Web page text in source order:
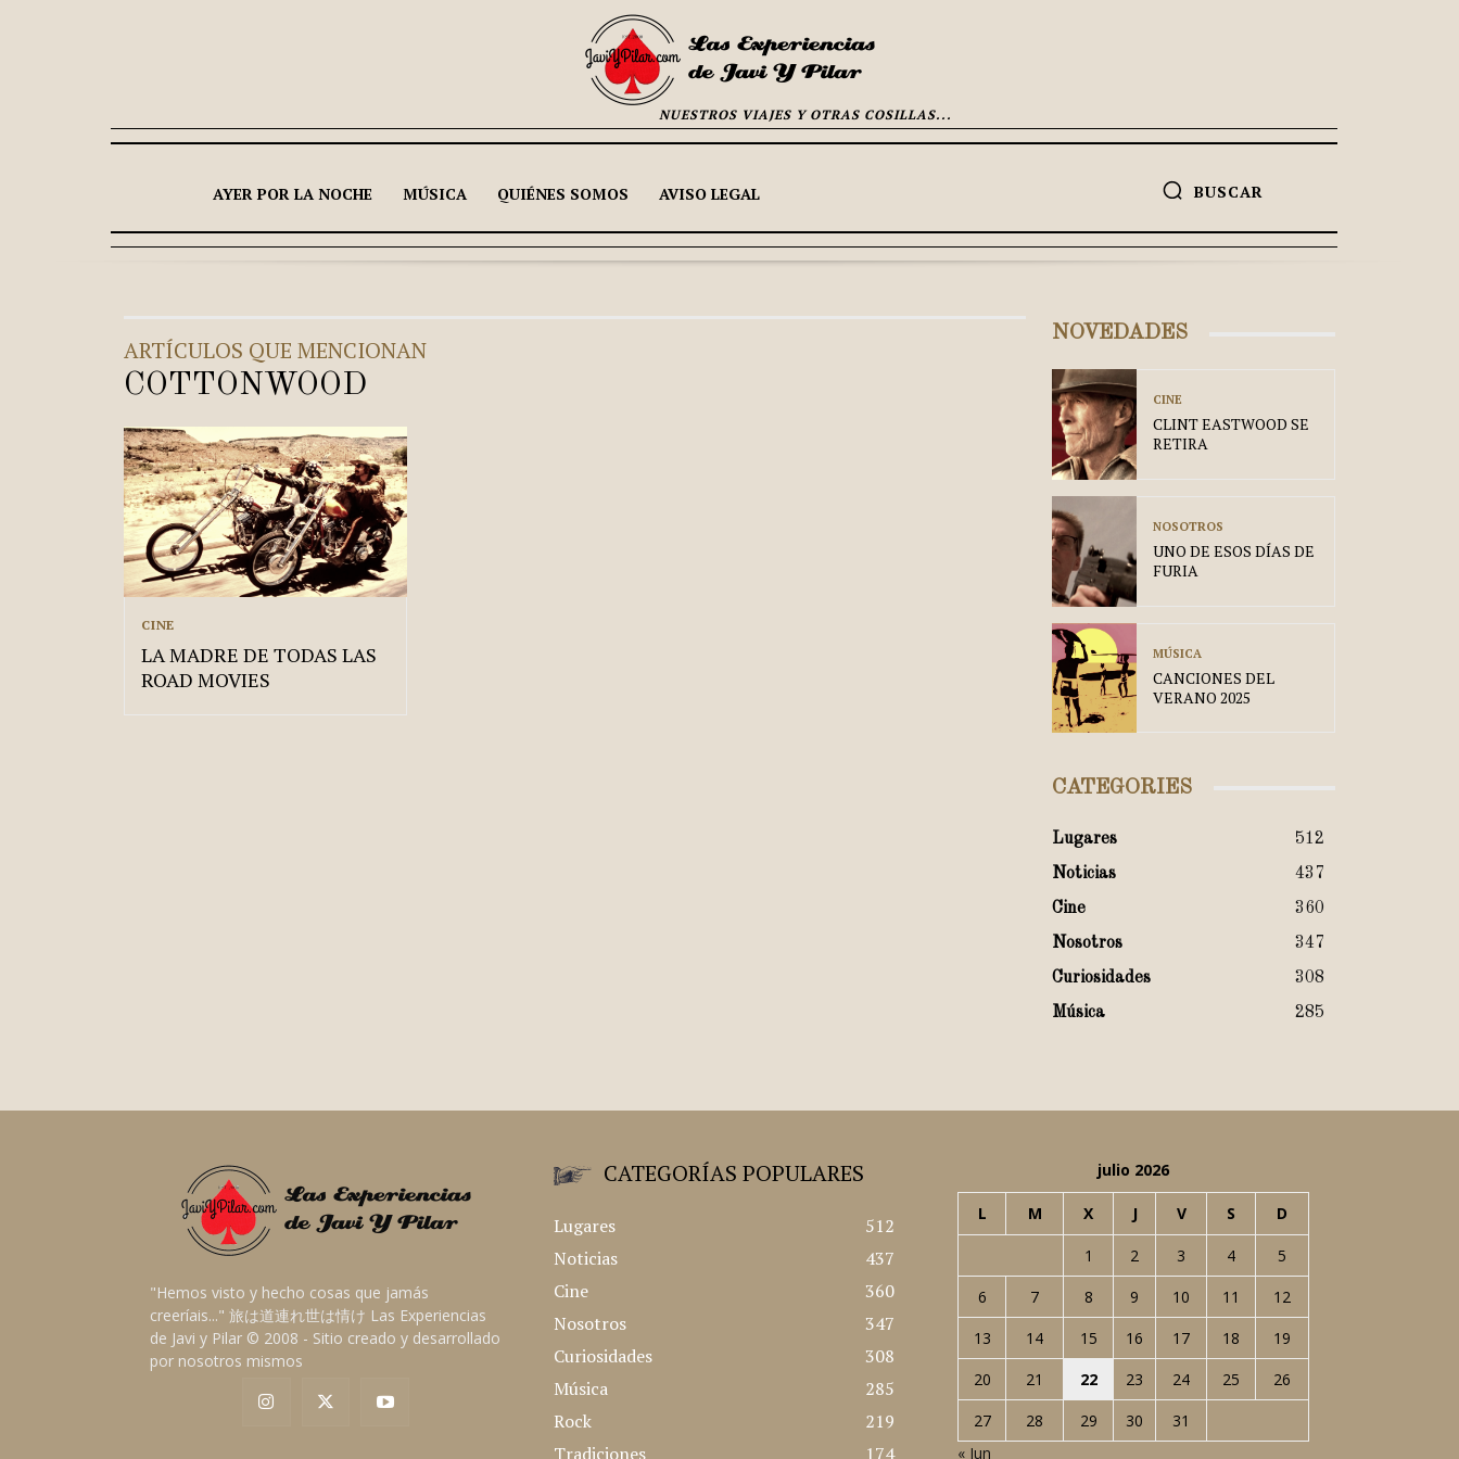
NUESTROS VIAJES Y OTRAS COSILLAS...
AYER POR LA NOCHE MÚSICA QUIÉNES SOMOS AVISO LEGAL BUSCAR
ARTÍCULOS QUE MENCIONAN
COTTONWOOD
CINE
LA MADRE DE TODAS LAS
ROAD MOVIES
NOVEDADES
CINE
CLINT EASTWOOD SE
RETIRA
NOSOTROS
UNO DE ESOS DÍAS DE
FURIA
MÚSICA
CANCIONES DEL
VERANO 2025
CATEGORIES
Lugares
512
Noticias
437
Cine
360
Nosotros
347
Curiosidades
308
Música
285
"Hemos visto y hecho cosas que jamás
creeríais..." 旅は道連れ世は情け Las Experiencias
de Javi y Pilar © 2008 - Sitio creado y desarrollado
por nosotros mismos
CATEGORÍAS POPULARES
Lugares
512
Noticias
437
Cine
360
Nosotros
347
Curiosidades
308
Música
285
Rock
219
Tradiciones
174
julio 2026
L M X J V S D
1 2 3 4
5
6
7 8 9 10 11
12
13
14 15 16 17 18
19
20
21 22 23 24 25
26
27
28 29 30
31
« Jun